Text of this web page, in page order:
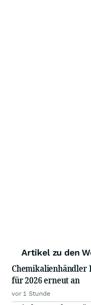
Artikel zu den
Chemikalienhändler
für 2026 erneut an
vor 1 Stunde